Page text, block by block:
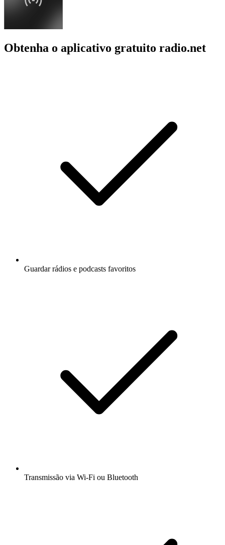
Obtenha o aplicativo gratuito radio.net
Guardar rádios e podcasts favoritos
Transmissão via Wi-Fi ou Bluetooth